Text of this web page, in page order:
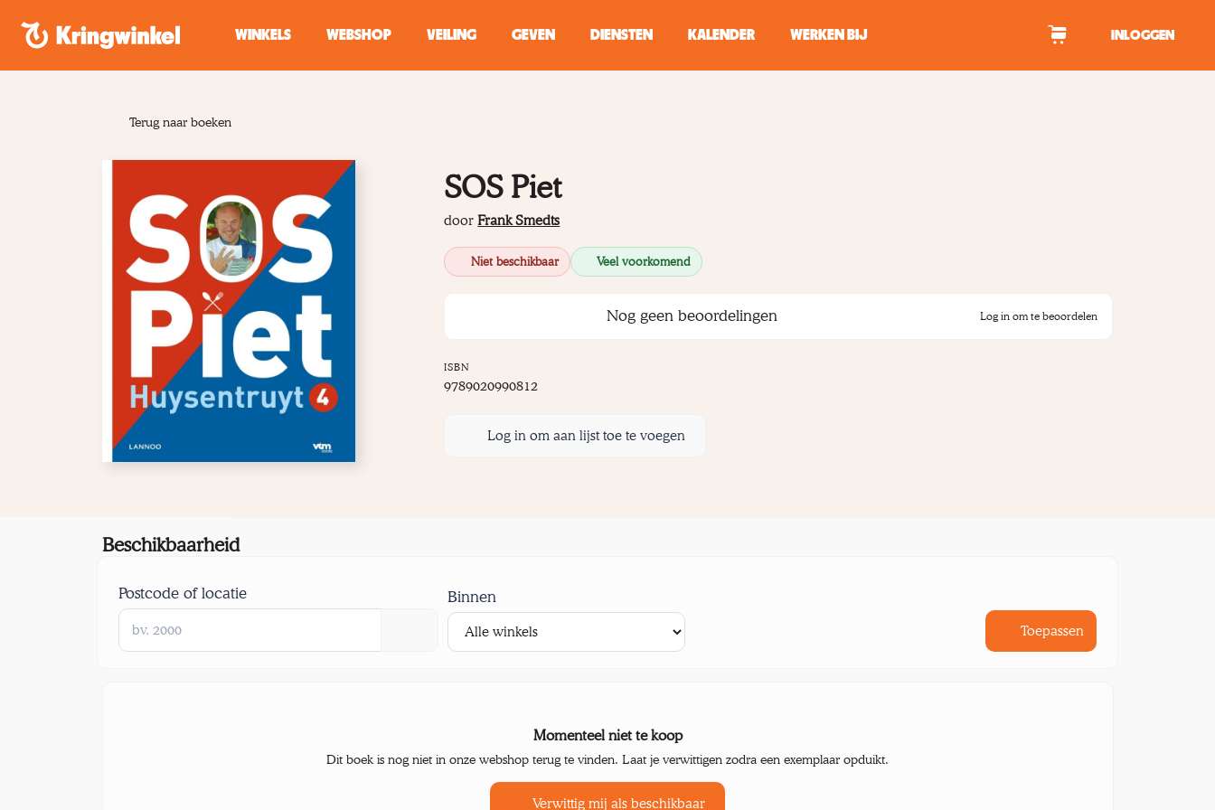
WINKELS
WEBSHOP VEILING GEVEN DIENSTEN KALENDER WERKEN BIJ INLOGGEN
Terug naar boeken
SOS Piet
doorFrank Smedts
Niet beschikbaar Veel voorkomend
Nog geen beoordelingen Log in om te beoordelen
ISBN
9789020990812
Log in om aan lijst toe te voegen
Beschikbaarheid
Postcode of locatie Binnen
Toepassen
Momenteel niet te koop
Dit boek is nog niet in onze webshop terug te vinden. Laat je verwittigen zodra een exemplaar opduikt.
Verwittig mij als beschikbaar